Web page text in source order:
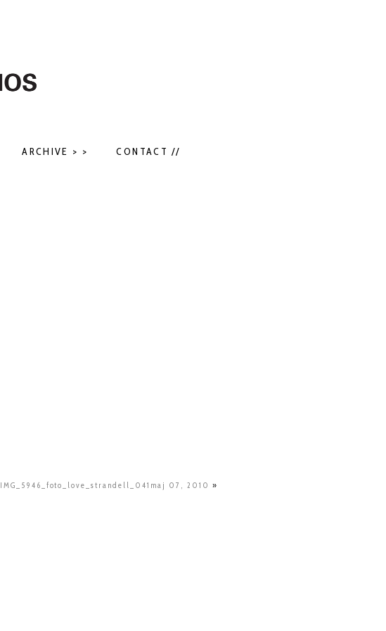
ARCHIVE > > CONTACT //
IMG_5946_foto_love_strandell_041maj 07, 2010 »